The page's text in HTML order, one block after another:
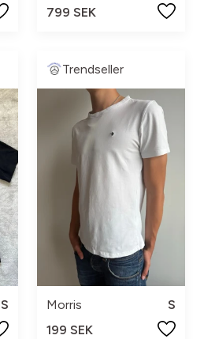
799 SEK
S
Trendseller
Morris
S
199 SEK